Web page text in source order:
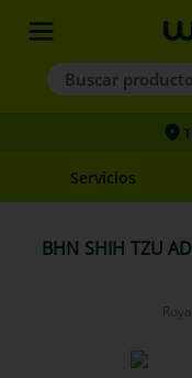
Buscar productos,
Términos más
2.
hills
3.
nexgard
Servicios
BHN SHIH TZU